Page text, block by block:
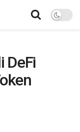
DeFi